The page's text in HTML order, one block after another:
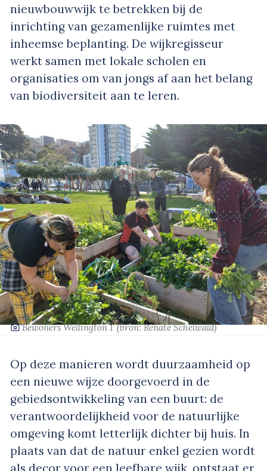
nieuwbouwwijk te betrekken bij de
inrichting van gezamenlijke ruimtes met
inheemse beplanting. De wijkregisseur
werkt samen met lokale scholen en
organisaties om van jongs af aan het belang
van biodiversiteit aan te leren.
‘Bewoners Wellington 1’(bron: Renate Schelwald)
Op deze manieren wordt duurzaamheid op
een nieuwe wijze doorgevoerd in de
gebiedsontwikkeling van een buurt: de
verantwoordelijkheid voor de natuurlijke
omgeving komt letterlijk dichter bij huis. In
plaats van dat de natuur enkel gezien wordt